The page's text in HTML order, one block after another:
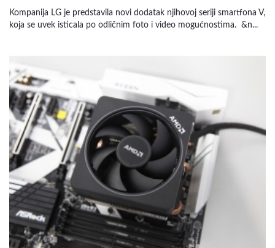
Kompanija LG je predstavila novi dodatak njihovoj seriji smartfona V,
koja se uvek isticala po odličnim foto i video mogućnostima. &n...